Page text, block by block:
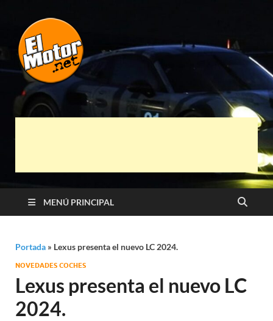
El Motor punto
Net
Automóviles
MENÚ PRINCIPAL
Portada » Lexus presenta el nuevo LC 2024.
NOVEDADES COCHES
Lexus presenta el nuevo LC
2024.